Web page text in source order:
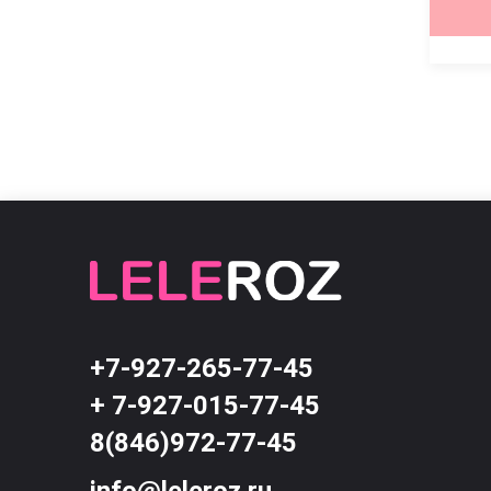
+7-927-265-77-45
+ 7-927-015-77-45
8(846)972-77-45